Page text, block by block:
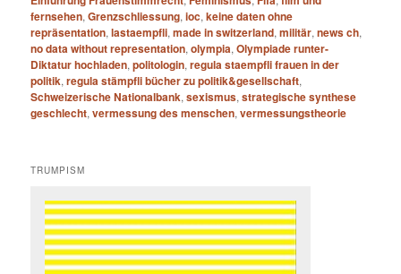
fernsehen,Grenzschliessung,ioc,keine daten ohne
repräsentation,lastaempfli,made in switzerland,militär,news ch,
no data without representation,olympia,Olympiade runter-
Diktatur hochladen,politologin,regula staempfli frauen in der
politik,regula stämpfli bücher zu politik&gesellschaft,
Schweizerische Nationalbank,sexismus,strategische synthese
geschlecht,vermessung des menschen,vermessungstheorie
TRUMPISM